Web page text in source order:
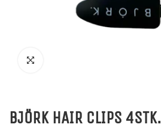
BJÖRK HAIR CLIPS 4STK.